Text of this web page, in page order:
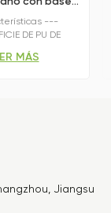
natural.
---
DE PU DE
INTENSOS
MÁS
Jiangsu